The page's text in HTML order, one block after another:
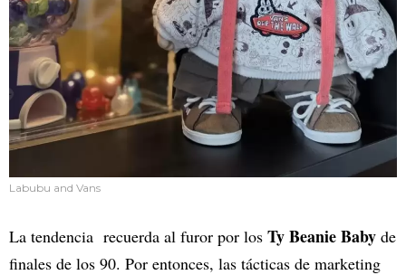
Labubu and Vans
La tendencia recuerda al furor por los Ty Beanie Baby de
finales de los 90. Por entonces, las tácticas de marketing